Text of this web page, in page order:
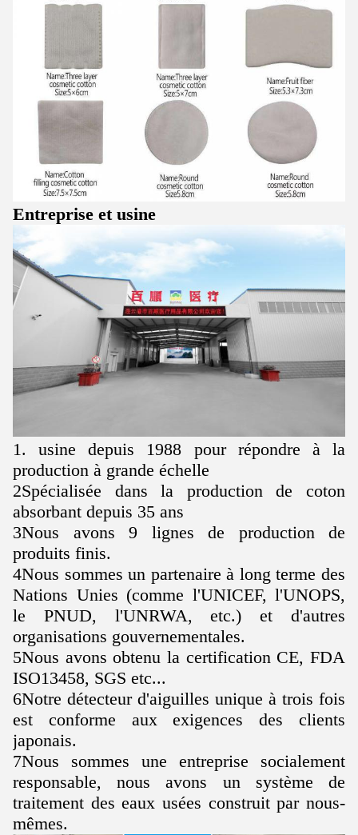
Entreprise et usine
1. usine depuis 1988 pour répondre à la
production à grande échelle
2Spécialisée dans la production de coton
absorbant depuis 35 ans
3Nous avons 9 lignes de production de
produits finis.
4Nous sommes un partenaire à long terme des
Nations Unies (comme l'UNICEF, l'UNOPS,
le PNUD, l'UNRWA, etc.) et d'autres
organisations gouvernementales.
5Nous avons obtenu la certification CE, FDA
ISO13458, SGS etc...
6Notre détecteur d'aiguilles unique à trois fois
est conforme aux exigences des clients
japonais.
7Nous sommes une entreprise socialement
responsable, nous avons un système de
traitement des eaux usées construit par nous-
mêmes.